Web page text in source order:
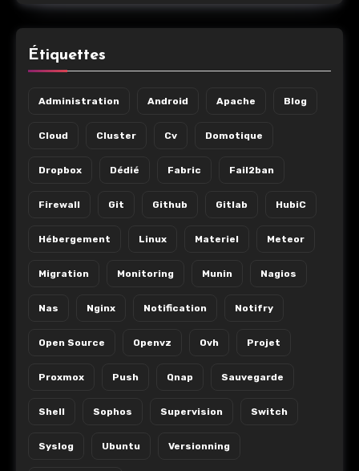
Étiquettes
Administration Android Apache Blog
Cloud Cluster Cv Domotique
Dropbox Dédié Fabric Fail2ban
Firewall Git Github Gitlab HubiC
Hébergement Linux Materiel Meteor
Migration Monitoring Munin Nagios
Nas Nginx Notification Notifry
Open Source Openvz Ovh Projet
Proxmox Push Qnap Sauvegarde
Shell Sophos Supervision Switch
Syslog Ubuntu Versionning